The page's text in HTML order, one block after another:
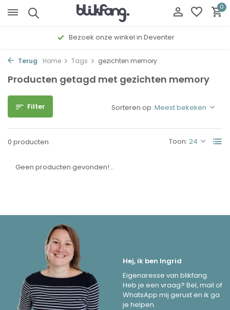
0
Bezoek onze winkel in Deventer
Terug Home Tags gezichten memory
Producten getagd met gezichten memory
Filter
0 producten Toon:
Sorteren op:
Geen producten gevonden!...
Hej, ik ben Ingrid
Eigenaresse van blikfang.
Heb je een vraag? Bel, mail of
WhatsApp mij gerust en ik ga
je helpen.